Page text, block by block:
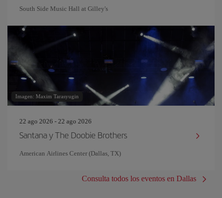
South Side Music Hall at Gilley's
Imagen: Maxim Tarasyugin
22 ago 2026 - 22 ago 2026
Santana y The Doobie Brothers
American Airlines Center (Dallas, TX)
Consulta todos los eventos en Dallas